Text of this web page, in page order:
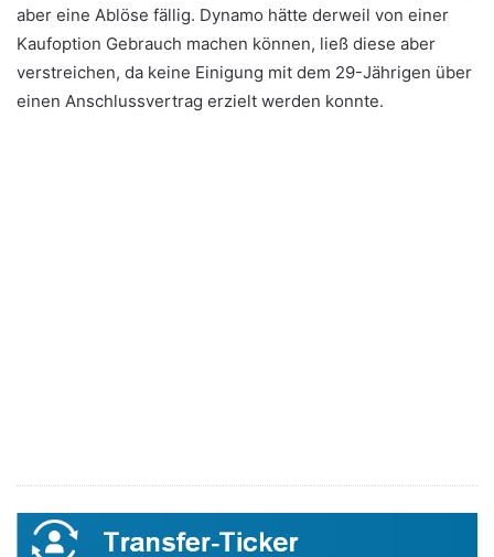
aber eine Ablöse fällig. Dynamo hätte derweil von einer
Kaufoption Gebrauch machen können, ließ diese aber
verstreichen, da keine Einigung mit dem 29-Jährigen über
einen Anschlussvertrag erzielt werden konnte.